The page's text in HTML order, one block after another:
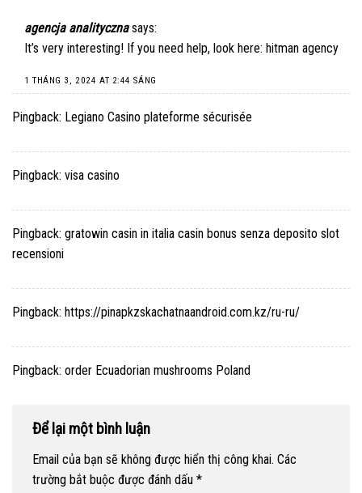
agencja analityczna says:
It’s very interesting! If you need help, look here: hitman agency
1 THÁNG 3, 2024 AT 2:44 SÁNG
Pingback: Legiano Casino plateforme sécurisée
Pingback: visa casino
Pingback: gratowin casin in italia casin bonus senza deposito slot
recensioni
Pingback: https://pinapkzskachatnaandroid.com.kz/ru-ru/
Pingback: order Ecuadorian mushrooms Poland
Để lại một bình luận
Email của bạn sẽ không được hiển thị công khai. Các
trường bắt buộc được đánh dấu *